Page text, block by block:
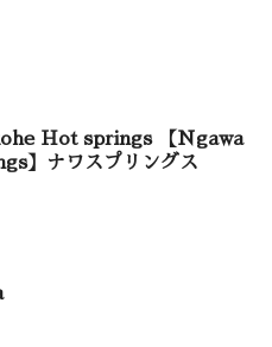
Hot springs 【Ngawa
】ナワスプリングス